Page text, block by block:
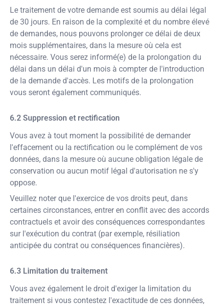
Le traitement de votre demande est soumis au délai légal
de 30 jours. En raison de la complexité et du nombre élevé
de demandes, nous pouvons prolonger ce délai de deux
mois supplémentaires, dans la mesure où cela est
nécessaire. Vous serez informé(e) de la prolongation du
délai dans un délai d'un mois à compter de l'introduction
de la demande d'accès. Les motifs de la prolongation
vous seront également communiqués.
Suppression et rectification
Vous avez à tout moment la possibilité de demander
l'effacement ou la rectification ou le complément de vos
données, dans la mesure où aucune obligation légale de
conservation ou aucun motif légal d'autorisation ne s'y
oppose.
Veuillez noter que l'exercice de vos droits peut, dans
certaines circonstances, entrer en conflit avec des accords
contractuels et avoir des conséquences correspondantes
sur l'exécution du contrat (par exemple, résiliation
anticipée du contrat ou conséquences financières).
Limitation du traitement
Vous avez également le droit d'exiger la limitation du
traitement si vous contestez l'exactitude de ces données,